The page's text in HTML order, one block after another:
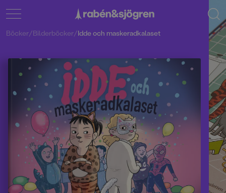
Böcker/Bilderböcker/Idde och maskeradkalaset